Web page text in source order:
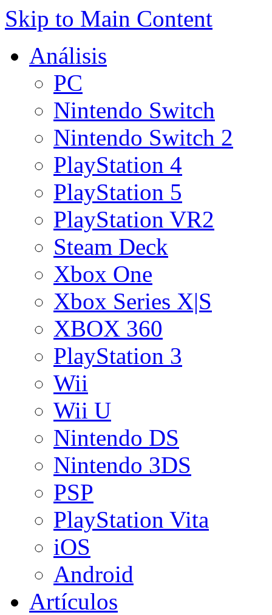
Skip to Main Content
Análisis
PC
Nintendo Switch
Nintendo Switch 2
PlayStation 4
PlayStation 5
PlayStation VR2
Steam Deck
Xbox One
Xbox Series X|S
XBOX 360
PlayStation 3
Wii
Wii U
Nintendo DS
Nintendo 3DS
PSP
PlayStation Vita
iOS
Android
Artículos